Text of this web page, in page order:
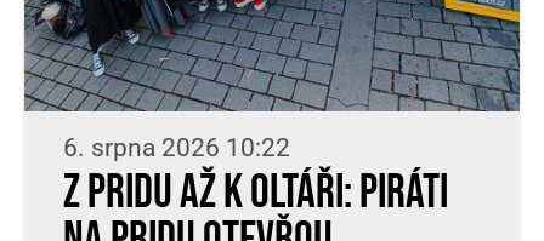
6. srpna 2026 10:22
Z Pridu až k oltáři: Piráti